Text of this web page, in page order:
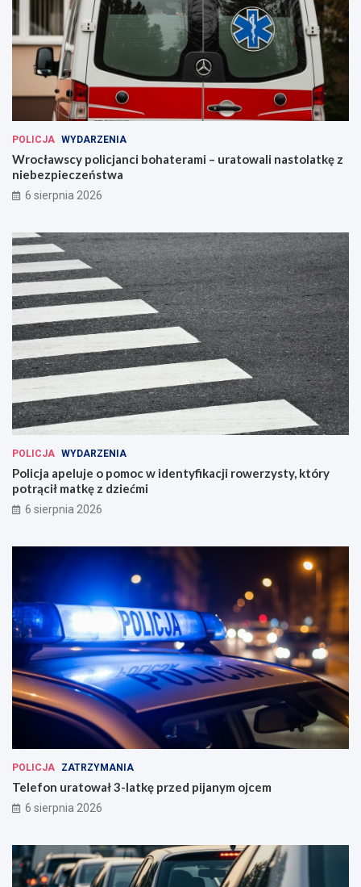
POLICJA WYDARZENIA
Wrocławscy policjanci bohaterami – uratowali nastolatkę z
niebezpieczeństwa
6 sierpnia 2026
POLICJA WYDARZENIA
Policja apeluje o pomoc w identyfikacji rowerzysty, który
potrącił matkę z dziećmi
6 sierpnia 2026
POLICJA ZATRZYMANIA
Telefon uratował 3-latkę przed pijanym ojcem
6 sierpnia 2026